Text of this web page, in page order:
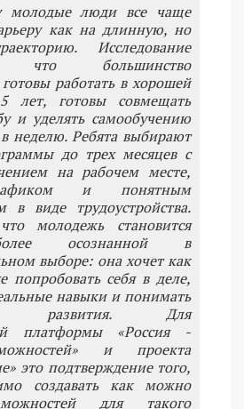
молодые люди все чаще
как на длинную, но
Исследование
что большинство
работать в хорошей
лет, готовы совмещать
и уделять самообучению
неделю. Ребята выбирают
до трех месяцев с
на рабочем месте,
и понятным
в виде трудоустройства.
молодежь становится
осознанной в
выборе: она хочет как
себя в деле,
навыки и понимать
развития. Для
платформы «Россия -
и проекта
это подтверждение того,
создавать как можно
для такого